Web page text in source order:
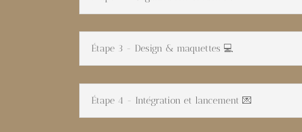
Étape 3 - Design & maquettes 💻
Étape 4 - Intégration et lancement 💌